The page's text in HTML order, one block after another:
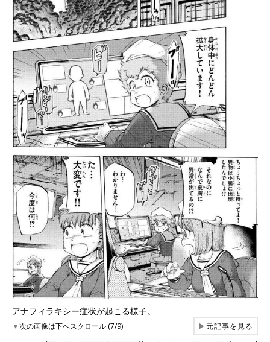
アナフィラキシー症状が起こる様子。
▼次の画像は下へスクロール (7/9) ▶元記事を見る